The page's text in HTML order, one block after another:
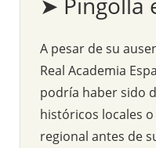
A pesar de su
Real Academia
podría haber sido
históricos locales
regional antes de